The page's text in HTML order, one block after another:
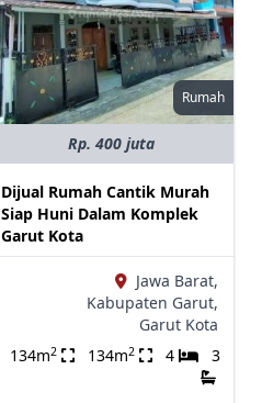
Rumah
Rp. 400 juta
Dijual Rumah Cantik Murah
Siap Huni Dalam Komplek
Garut Kota
Jawa Barat,
Kabupaten Garut,
Garut Kota
134m2 134m2 4 3